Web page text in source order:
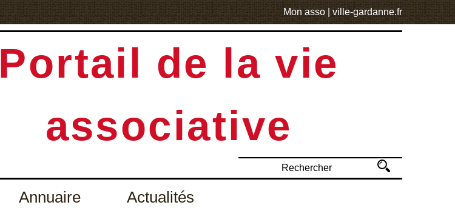
Mon asso| ville-gardanne.fr
Portail de la vie
associative
Annuaire Actualités